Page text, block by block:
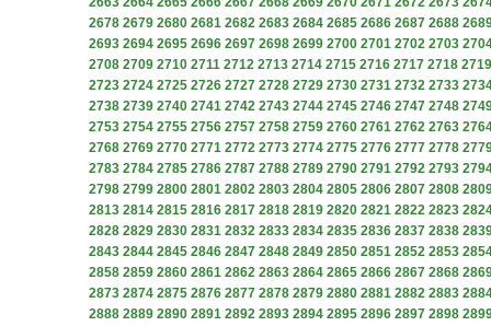
2678 2679 2680 2681 2682 2683 2684 2685 2686 2687 2688
2693 2694 2695 2696 2697 2698 2699 2700 2701 2702 2703
2708 2709 2710 2711 2712 2713 2714 2715 2716 2717 2718 2719
2723 2724 2725 2726 2727 2728 2729 2730 2731 2732 2733
2738 2739 2740 2741 2742 2743 2744 2745 2746 2747 2748
2753 2754 2755 2756 2757 2758 2759 2760 2761 2762 2763
2768 2769 2770 2771 2772 2773 2774 2775 2776 2777 2778
2783 2784 2785 2786 2787 2788 2789 2790 2791 2792 2793
2798 2799 2800 2801 2802 2803 2804 2805 2806 2807 2808
2813 2814 2815 2816 2817 2818 2819 2820 2821 2822 2823
2828 2829 2830 2831 2832 2833 2834 2835 2836 2837 2838
2843 2844 2845 2846 2847 2848 2849 2850 2851 2852 2853
2858 2859 2860 2861 2862 2863 2864 2865 2866 2867 2868
2873 2874 2875 2876 2877 2878 2879 2880 2881 2882 2883
2888 2889 2890 2891 2892 2893 2894 2895 2896 2897 2898